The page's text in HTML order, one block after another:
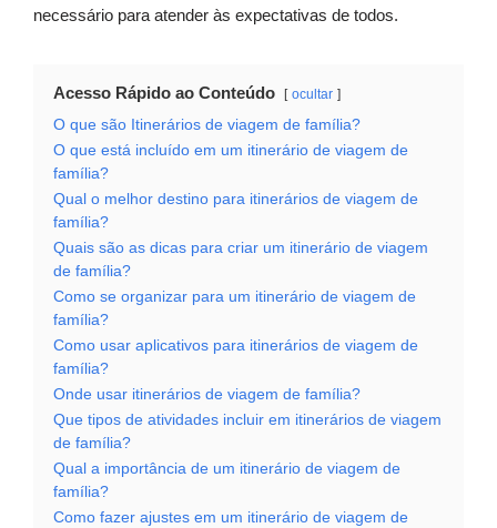
necessário para atender às expectativas de todos.
Acesso Rápido ao Conteúdo ocultar
O que são Itinerários de viagem de família?
O que está incluído em um itinerário de viagem de
família?
Qual o melhor destino para itinerários de viagem de
família?
Quais são as dicas para criar um itinerário de viagem
de família?
Como se organizar para um itinerário de viagem de
família?
Como usar aplicativos para itinerários de viagem de
família?
Onde usar itinerários de viagem de família?
Que tipos de atividades incluir em itinerários de viagem
de família?
Qual a importância de um itinerário de viagem de
família?
Como fazer ajustes em um itinerário de viagem de